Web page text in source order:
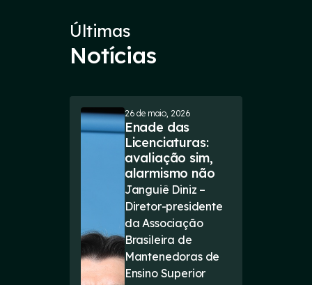
Últimas
Notícias
26 de maio, 2026
Enade das
Licenciaturas:
avaliação sim,
alarmismo não
Janguiê Diniz –
Diretor-presidente
da Associação
Brasileira de
Mantenedoras de
Ensino Superior